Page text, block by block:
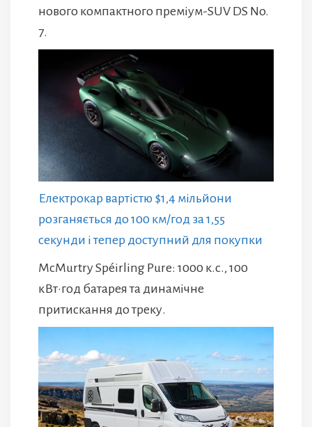
нового компактного преміум-SUV DS No.
7.
Електрокар вартістю $1,4 мільйони
розганяється до 100 км/год за 1,55
секунди і тепер доступний для покупки
McMurtry Spéirling Pure: 1000 к.с., 100
кВт·год батарея та динамічне
притискання до треку.